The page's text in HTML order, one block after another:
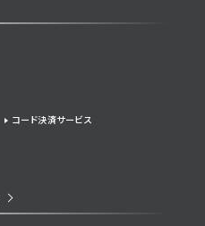
コード決済サービス